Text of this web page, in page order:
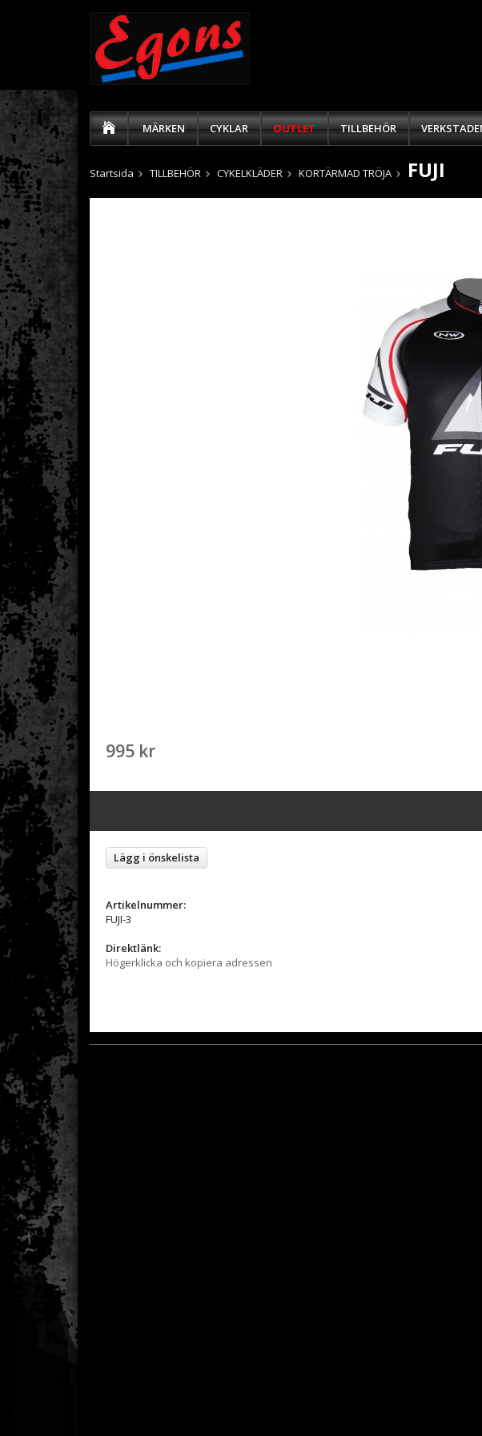
MÄRKEN CYKLAR OUTLET TILLBEHÖR
Startsida TILLBEHÖR CYKELKLÄDER KORTÄRMAD TRÖJA FUJI
995 kr
Lägg i önskelista
Artikelnummer:
FUJI-3
Direktlänk:
Högerklicka och kopiera adressen